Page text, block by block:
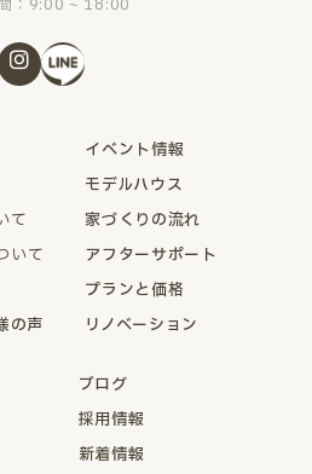
：9:00 ~ 18:00
て
いて
の声
イベント情報
モデルハウス
家づくりの流れ
アフターサポート
プランと価格
リノベーション
ブログ
採用情報
新着情報